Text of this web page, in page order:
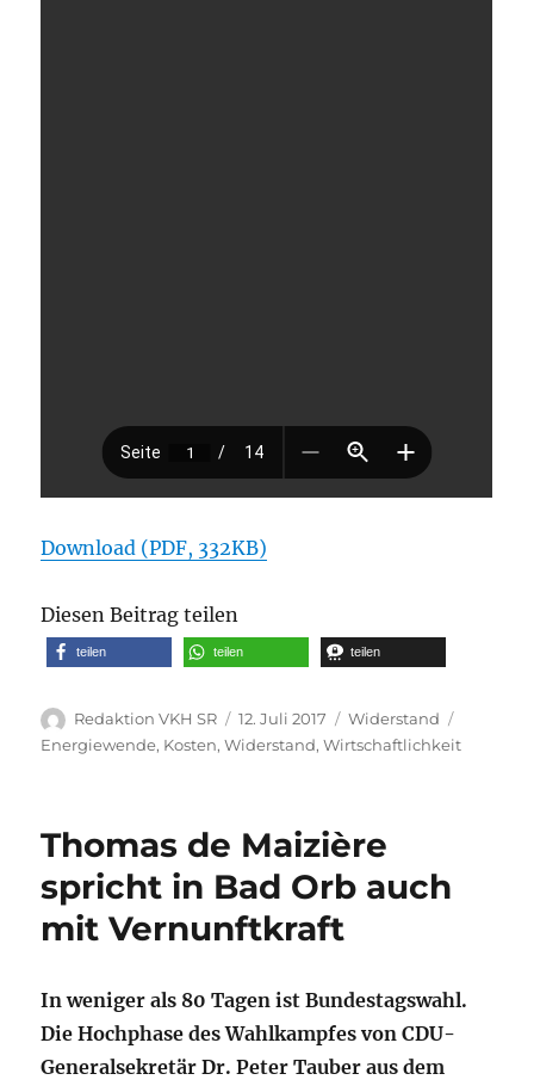
Download (PDF, 332KB)
Diesen Beitrag teilen
teilen teilen teilen
Autor
Redaktion VKH SR
Veröffentlicht
am
12. Juli 2017 Kategorien
Widerstand
Energiewende, Kosten,Widerstand,Wirtschaftlichkeit
Thomas de Maizière
spricht in Bad Orb auch
mit Vernunftkraft
In weniger als 80 Tagen ist Bundestagswahl.
Die Hochphase des Wahlkampfes von CDU-
Generalsekretär Dr. Peter Tauber aus dem